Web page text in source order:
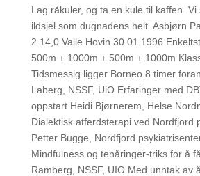
Lag råkuler, og ta en kule til kaffen.
ildsjel som dugnadens helt. Asbjørn
2.14,0 Valle Hovin 30.01.1996
500m + 1000m + 500m + 1000m
Tidsmessig ligger Borneo 8 timer
Laberg, NSSF, UiO Erfaringer med
oppstart Heidi Bjørnerem, Helse
Dialektisk atferdsterapi ved Nordfjord
Petter Bugge, Nordfjord
Mindfulness og tenåringer-triks for å
Ramberg, NSSF, UIO Med unntak av